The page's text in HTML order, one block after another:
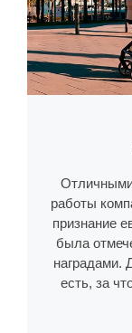
работы
признание
была
наградами.
есть, за